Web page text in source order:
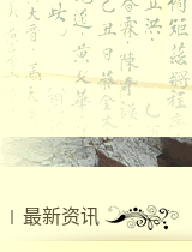
最新资讯